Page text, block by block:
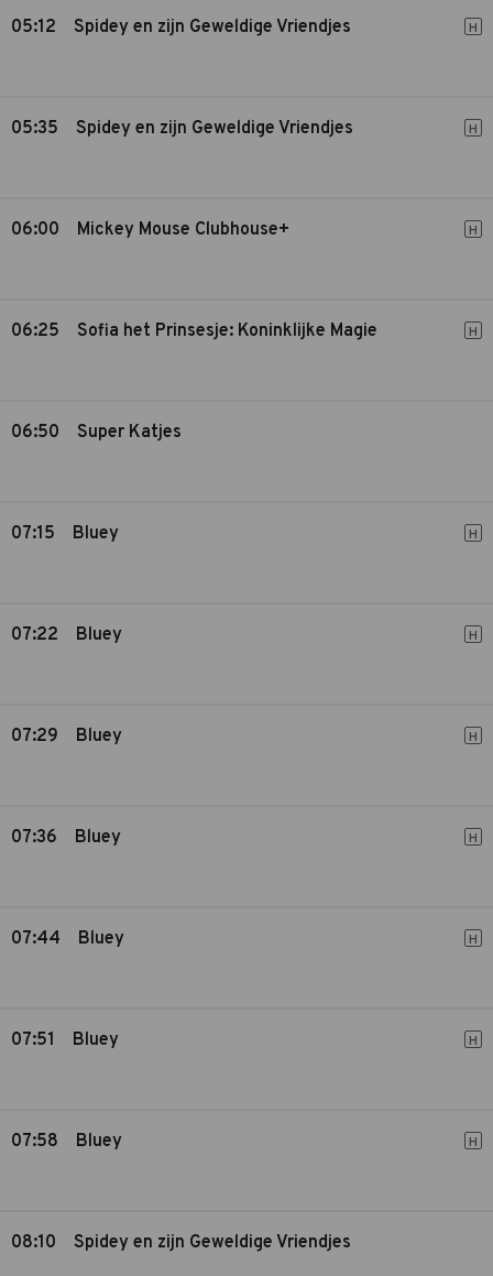
05:12 Spidey en zijn Geweldige Vriendjes H
05:35 Spidey en zijn Geweldige Vriendjes H
06:00 Mickey Mouse Clubhouse+ H
06:25 Sofia het Prinsesje: Koninklijke Magie H
06:50 Super Katjes
07:15 Bluey H
07:22 Bluey H
07:29 Bluey H
07:36 Bluey H
07:44 Bluey H
07:51 Bluey H
07:58 Bluey H
08:10 Spidey en zijn Geweldige Vriendjes